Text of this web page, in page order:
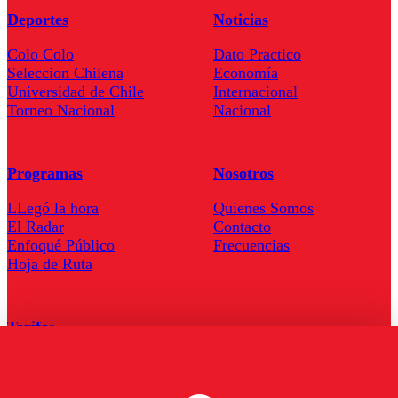
Deportes
Colo Colo
Seleccion Chilena
Universidad de Chile
Torneo Nacional
Noticias
Dato Practico
Economía
Internacional
Nacional
Programas
LLegó la hora
El Radar
Enfoqué Público
Hoja de Ruta
Nosotros
Quienes Somos
Contacto
Frecuencias
Tarifas